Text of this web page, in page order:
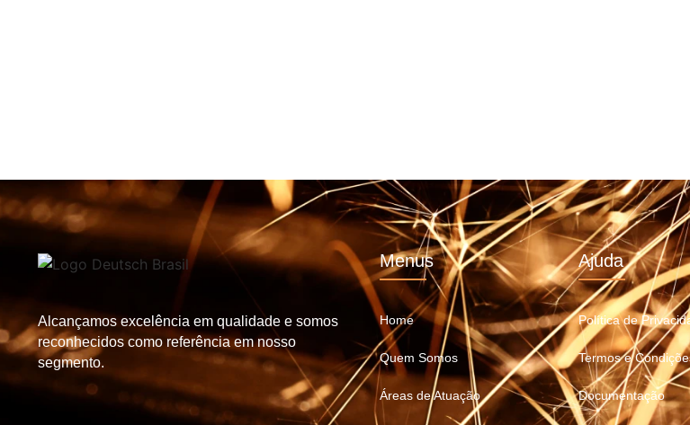
Alcançamos excelência em qualidade e somos
reconhecidos como referência em nosso
segmento.
Menus
Home
Quem Somos
Áreas de Atuação
Ajuda
Política de
Termos e
Documentação